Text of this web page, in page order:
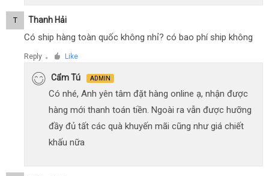
T Thanh Hải
Có ship hàng toàn quốc không nhỉ? có bao phí ship không
Reply ● Like
Cẩm Tú ADMIN
Có nhé, Anh yên tâm đặt hàng online ạ, nhận được
hàng mới thanh toán tiền. Ngoài ra vẫn được hưỡng
đầy đủ tất các quà khuyến mãi cũng như giá chiết
khấu nữa